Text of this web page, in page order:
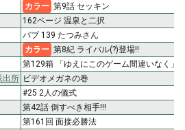
カラー 第9話 セッキン
162ページ 温泉と二択
バブ 139 たつみさん
カラー 第8紀 ライバル(?)登場!!
第129箱 「ゆえにこのゲーム間違いなく」
出所 ビデオメガネの巻
#25 2人の儀式
第42話 倒すべき相手!!!
第161回 面接必勝法